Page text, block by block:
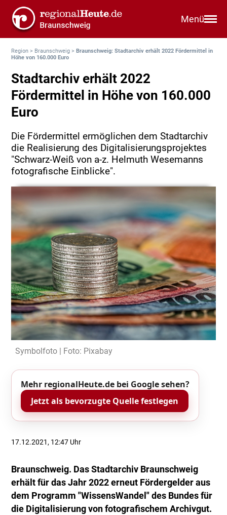
Menü
Region > Braunschweig >Braunschweig: Stadtarchiv erhält 2022 Fördermittel in
Höhe von 160.000 Euro
Stadtarchiv erhält 2022
Fördermittel in Höhe von 160.000
Euro
Die Fördermittel ermöglichen dem Stadtarchiv
die Realisierung des Digitalisierungsprojektes
"Schwarz-Weiß von a-z. Helmuth Wesemanns
fotografische Einblicke".
Symbolfoto | Foto: Pixabay
Mehr regionalHeute.de bei Google sehen?
Jetzt als bevorzugte Quelle festlegen
17.12.2021, 12:47 Uhr
Braunschweig. Das Stadtarchiv Braunschweig
erhält für das Jahr 2022 erneut Fördergelder aus
dem Programm "WissensWandel" des Bundes für
die Digitalisierung von fotografischem Archivgut.